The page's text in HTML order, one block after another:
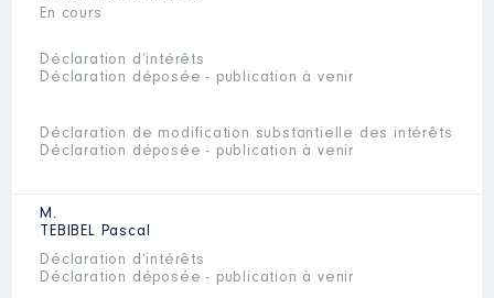
En cours
Déclaration d’intérêts
Déclaration déposée - publication à venir
Déclaration de modification substantielle des intérêts
Déclaration déposée - publication à venir
M.
TEBIBEL Pascal
Déclaration d’intérêts
Déclaration déposée - publication à venir